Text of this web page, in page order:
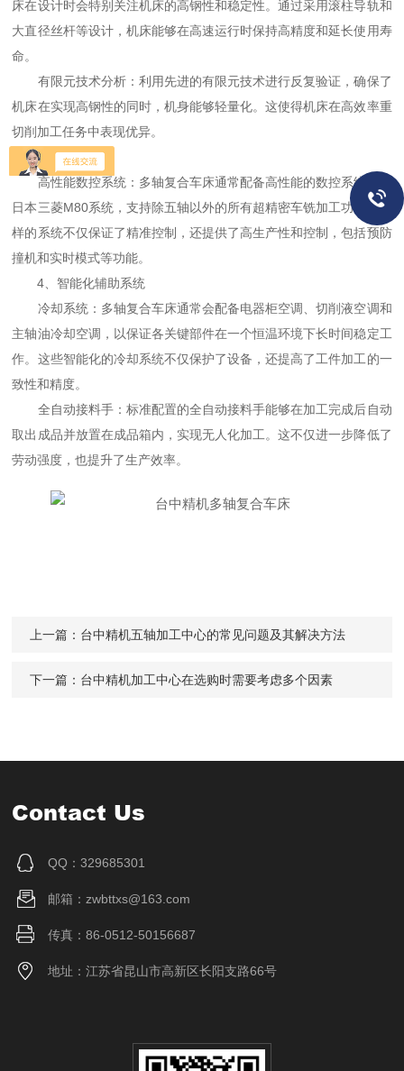
床在设计时会特别关注机床的高钢性和稳定性。通过采用滚柱导轨和
大直径丝杆等设计，机床能够在高速运行时保持高精度和延长使用寿
命。
有限元技术分析：利用先进的有限元技术进行反复验证，确保了
机床在实现高钢性的同时，机身能够轻量化。这使得机床在高效率重
切削加工任务中表现优异。
3、控制系统
高性能数控系统：多轴复合车床通常配备高性能的数控系统，如
日本三菱M80系统，支持除五轴以外的所有超精密车铣加工功能。这
样的系统不仅保证了精准控制，还提供了高生产性和控制，包括预防
撞机和实时模式等功能。
4、智能化辅助系统
冷却系统：多轴复合车床通常会配备电器柜空调、切削液空调和
主轴油冷却空调，以保证各关键部件在一个恒温环境下长时间稳定工
作。这些智能化的冷却系统不仅保护了设备，还提高了工件加工的一
致性和精度。
全自动接料手：标准配置的全自动接料手能够在加工完成后自动
取出成品并放置在成品箱内，实现无人化加工。这不仅进一步降低了
劳动强度，也提升了生产效率。
上一篇： 台中精机五轴加工中心的常见问题及其解决方法
下一篇： 台中精机加工中心在选购时需要考虑多个因素
Contact Us
QQ：329685301
邮箱：zwbttxs@163.com
传真：86-0512-50156687
地址：江苏省昆山市高新区长阳支路66号